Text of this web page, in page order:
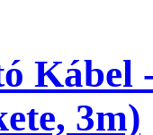
Kábel
3m)